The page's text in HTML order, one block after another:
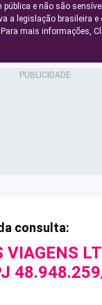
pública e não são
a legislação brasileira e
mais informações,
consulta:
VIAGENS